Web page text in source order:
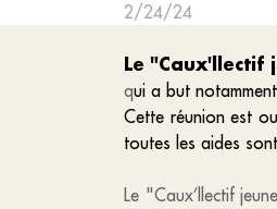
2/24/24
Le "Caux'llectif
qui a but
Cette réunion est
toutes les aides
Le "Caux’llectif